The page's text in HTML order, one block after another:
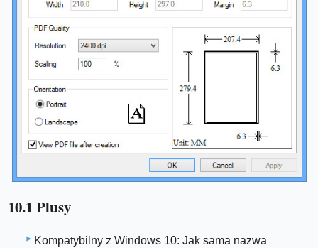
10.1 Plusy
Kompatybilny z Windows 10: Jak sama nazwa